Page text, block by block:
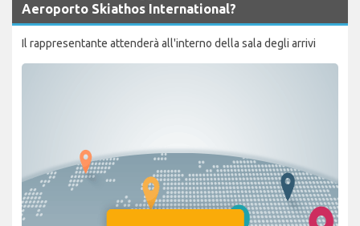
Aeroporto Skiathos International?
Il rappresentante attenderà all'interno della sala degli arrivi